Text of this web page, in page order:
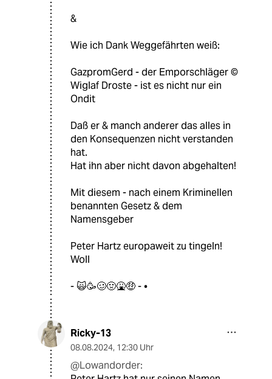
&
Wie ich Dank Weggefährten weiß:
GazpromGerd - der Emporschläger ©️
Wiglaf Droste - ist es nicht nur ein
Ondit
Daß er & manch anderer das alles in
den Konsequenzen nicht verstanden
hat.
Hat ihn aber nicht davon abgehalten!
Mit diesem - nach einem Kriminellen
benannten Gesetz & dem
Namensgeber
Peter Hartz europaweit zu tingeln!
Woll
- 🙀🥳🥴🤢🤮🤑 - •
Ricky-13
08.08.2024, 12:30 Uhr
@Lowandorder: